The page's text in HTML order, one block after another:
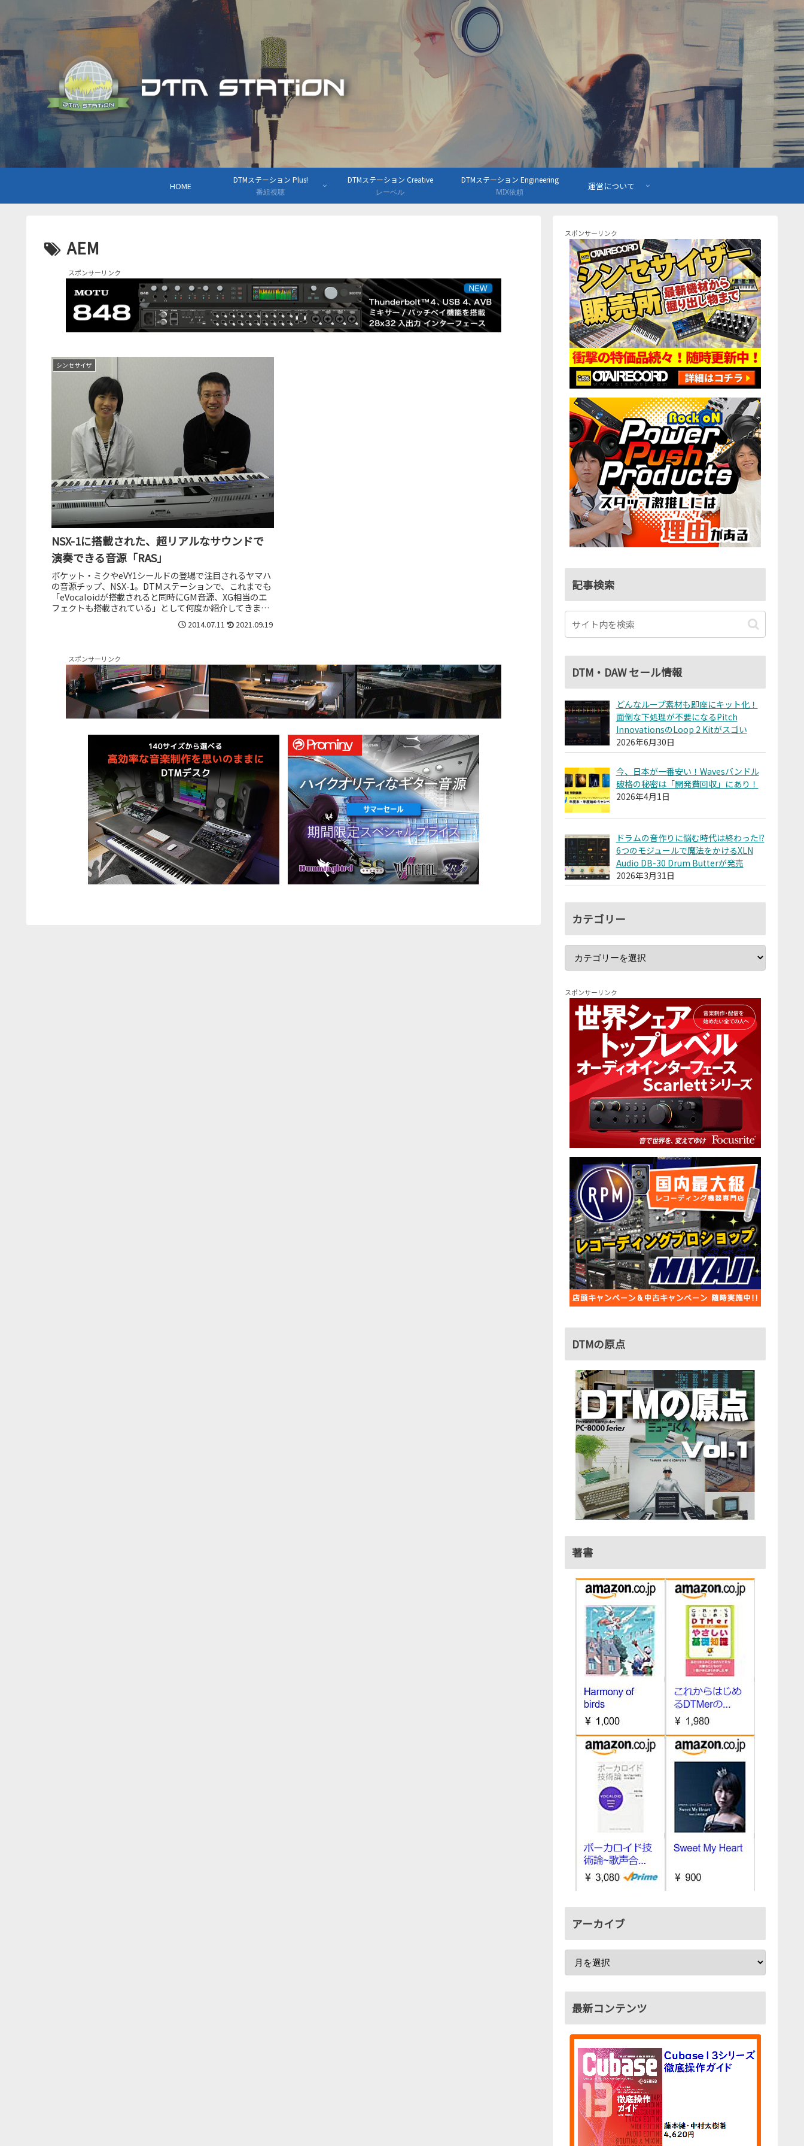
HOME
DTMステーション Plus!
番組視聴
DTMステーション Creative
レーベル
DTMステーション Engineering
MIX依頼
運営について
AEM
スポンサーリンク
シンセサイザ
NSX-1に搭載された、超リアルなサウンドで
演奏できる音源「RAS」
ポケット・ミクやeVY1シールドの登場で注目されるヤマハ
の音源チップ、NSX-1。DTMステーションで、これまでも
「eVocaloidが搭載されると同時にGM音源、XG相当のエ
フェクトも搭載されている」として何度か紹介してきまし
2014.07.11 2021.09.19
スポンサーリンク
スポンサーリンク
記事検索
DTM・DAW セール情報
どんなループ素材も即座にキット化！
面倒な下処理が不要になるPitch
InnovationsのLoop 2 Kitがスゴい
2026年6月30日
今、日本が一番安い！Wavesバンドル
破格の秘密は「開発費回収」にあり！
2026年4月1日
ドラムの音作りに悩む時代は終わった!?
6つのモジュールで魔法をかけるXLN
Audio DB-30 Drum Butterが発売
2026年3月31日
カテゴリー
スポンサーリンク
DTMの原点
著書
アーカイブ
最新コンテンツ